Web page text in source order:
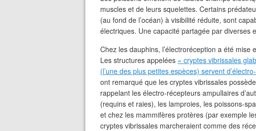
muscles et de leurs squelettes. Certains
(au fond de l’océan) à visibilité réduite, sont
électriques. Une capacité partagée par diverses
Chez les dauphins, l’électroréception a été
Les structures appelées « cryptes vibrissales
(l’une des plus petites espèces) servent
ont remarqué que les cryptes vibrissales
rappelant les électro-récepteurs ampullaires
(requins et raies), les lamproies, les poissons-
et chez les mammifères protères (par exemple
cryptes vibrissales marcheraient comme des